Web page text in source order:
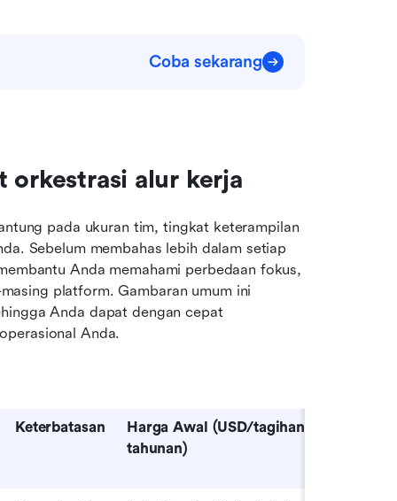
Coba sekarang
orkestrasi alur kerja
pada ukuran tim, tingkat keterampilan
Sebelum membahas lebih dalam setiap
Anda memahami perbedaan fokus,
platform. Gambaran umum ini
Anda dapat dengan cepat
Anda.
Keterbatasan
Harga Awal (USD/tagihan
tahunan)